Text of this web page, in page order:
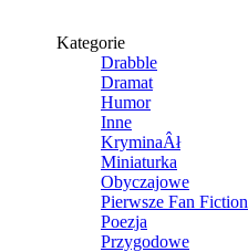
Kategorie
Drabble
Dramat
Humor
Inne
KryminaÂł
Miniaturka
Obyczajowe
Pierwsze Fan Fiction
Poezja
Przygodowe